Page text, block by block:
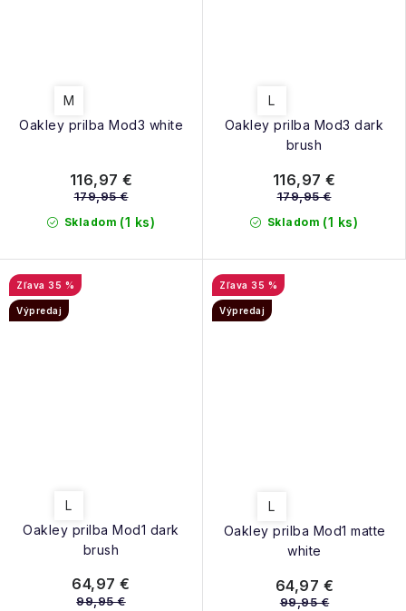
Oakley prilba Mod3 white
M
Skladom (1 ks)
116,97 €
179,95 €
Oakley prilba Mod3 dark
brush
L
Skladom (1 ks)
116,97 €
179,95 €
Oakley prilba Mod1 dark
brush
35 %
Výpredaj
L
64,97 €
99,95 €
Oakley prilba Mod1 matte
white
35 %
Výpredaj
L
64,97 €
99,95 €